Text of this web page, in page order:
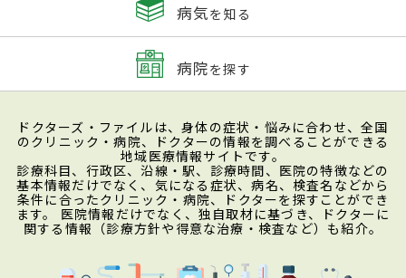
病気を知る
病院を探す
ドクターズ・ファイルは、身体の症状・悩みに合わせ、全国
のクリニック・病院、ドクターの情報を調べることができる
地域医療情報サイトです。
診療科目、行政区、沿線・駅、診療時間、医院の特徴などの
基本情報だけでなく、気になる症状、病名、検査名などから
条件に合ったクリニック・病院、ドクターを探すことができ
ます。 医院情報だけでなく、独自取材に基づき、ドクターに
関する情報（診療方針や得意な治療・検査など）も紹介。